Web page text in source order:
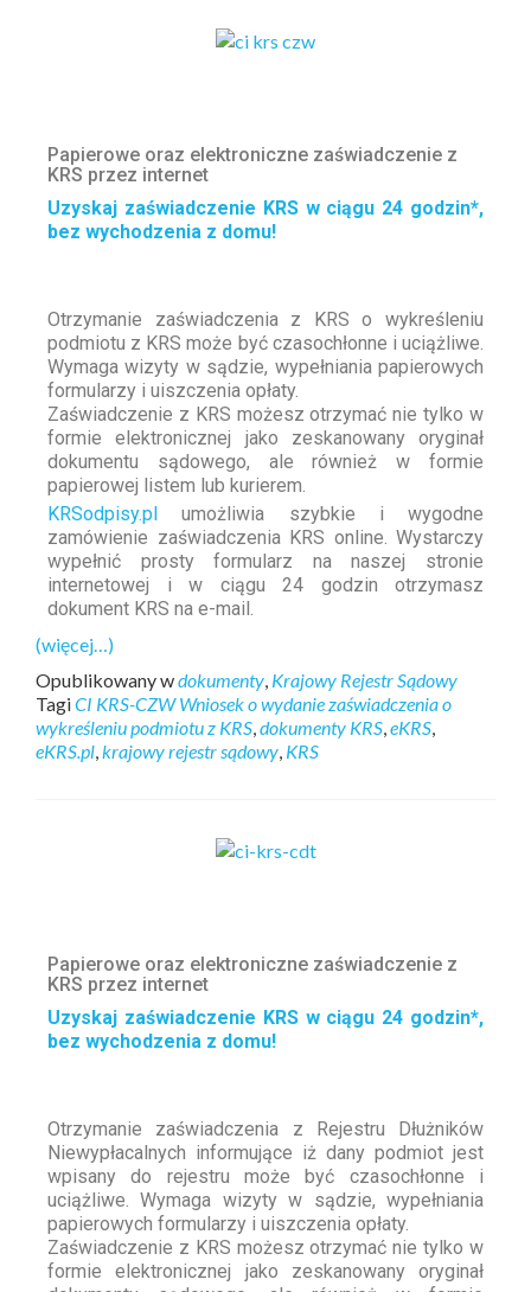
Papierowe oraz elektroniczne zaświadczenie z
KRS przez internet
Uzyskaj zaświadczenie KRS w ciągu 24 godzin*,
bez wychodzenia z domu!
Otrzymanie zaświadczenia z KRS o wykreśleniu
podmiotu z KRS może być czasochłonne i uciążliwe.
Wymaga wizyty w sądzie, wypełniania papierowych
formularzy i uiszczenia opłaty.
Zaświadczenie z KRS możesz otrzymać nie tylko w
formie elektronicznej jako zeskanowany oryginał
dokumentu sądowego, ale również w formie
papierowej listem lub kurierem.
KRSodpisy.pl umożliwia szybkie i wygodne
zamówienie zaświadczenia KRS online. Wystarczy
wypełnić prosty formularz na naszej stronie
internetowej i w ciągu 24 godzin otrzymasz
dokument KRS na e-mail.
(więcej…)
Opublikowany wdokumenty Krajowy Rejestr Sądowy
TagiCI KRS-CZW Wniosek o wydanie zaświadczenia o
wykreśleniu podmiotu z KRS dokumenty KRS eKRS
eKRS.pl krajowy rejestr sądowy KRS
Papierowe oraz elektroniczne zaświadczenie z
KRS przez internet
Uzyskaj zaświadczenie KRS w ciągu 24 godzin*,
bez wychodzenia z domu!
Otrzymanie zaświadczenia z Rejestru Dłużników
Niewypłacalnych informujące iż dany podmiot jest
wpisany do rejestru może być czasochłonne i
uciążliwe. Wymaga wizyty w sądzie, wypełniania
papierowych formularzy i uiszczenia opłaty.
Zaświadczenie z KRS możesz otrzymać nie tylko w
formie elektronicznej jako zeskanowany oryginał